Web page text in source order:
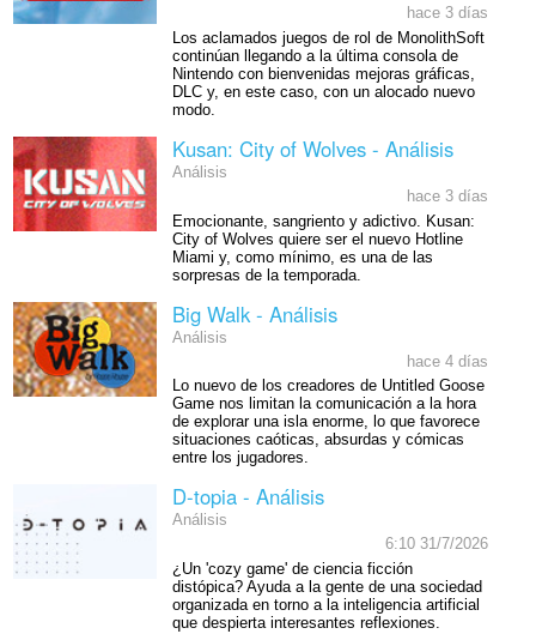
hace 3 días
Los aclamados juegos de rol de MonolithSoft
continúan llegando a la última consola de
Nintendo con bienvenidas mejoras gráficas,
DLC y, en este caso, con un alocado nuevo
modo.
Kusan: City of Wolves - Análisis
Análisis
hace 3 días
Emocionante, sangriento y adictivo. Kusan:
City of Wolves quiere ser el nuevo Hotline
Miami y, como mínimo, es una de las
sorpresas de la temporada.
Big Walk - Análisis
Análisis
hace 4 días
Lo nuevo de los creadores de Untitled Goose
Game nos limitan la comunicación a la hora
de explorar una isla enorme, lo que favorece
situaciones caóticas, absurdas y cómicas
entre los jugadores.
D-topia - Análisis
Análisis
6:10 31/7/2026
¿Un 'cozy game' de ciencia ficción
distópica? Ayuda a la gente de una sociedad
organizada en torno a la inteligencia artificial
que despierta interesantes reflexiones.